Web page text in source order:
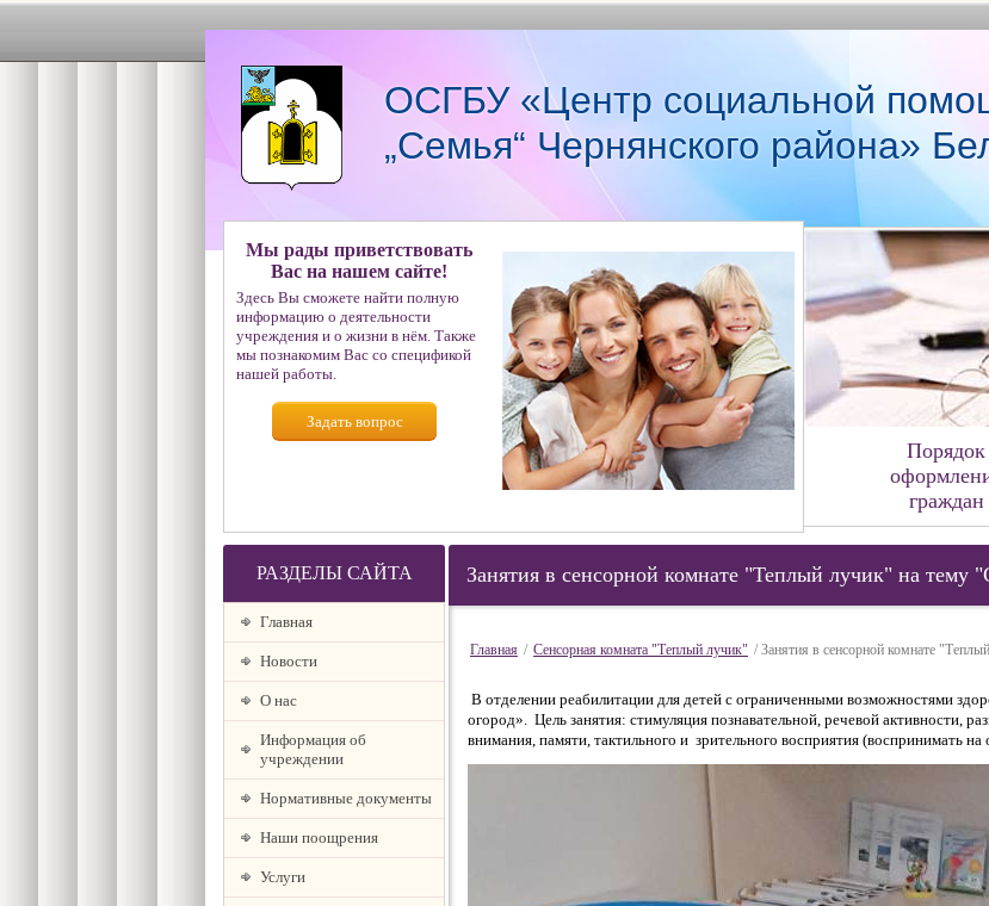
ОСГБУ «Центр социальной
„Семья“ Чернянского района»
Мы рады приветствовать
Вас на нашем сайте!
Здесь Вы сможете найти полную
информацию о деятельности
учреждения и о жизни в нём. Также
мы познакомим Вас со спецификой
нашей работы.
Задать вопрос
Порядок
граждан
РАЗДЕЛЫ САЙТА
Главная
Новости
О наc
Информация об
учреждении
Нормативные документы
Наши поощрения
Услуги
Занятия в сенсорной комнате "Теплый лучик" на тему
Главная / Сенсорная комната "Теплый лучик" / Занятия в сенсорной комнате
В отделении реабилитации для детей с ограниченными возможностями
огород». Цель занятия: стимуляция познавательной, речевой активности,
внимания, памяти, тактильного и зрительного восприятия (воспринимать